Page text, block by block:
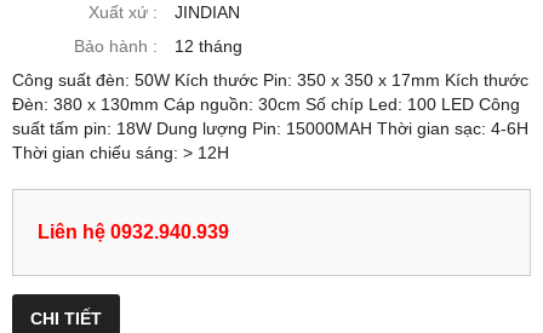
Xuất xứ :
JINDIAN
Bảo hành :
12 tháng
Công suất đèn: 50W Kích thước Pin: 350 x 350 x 17mm Kích thước
Đèn: 380 x 130mm Cáp nguồn: 30cm Số chíp Led: 100 LED Công
suất tấm pin: 18W Dung lượng Pin: 15000MAH Thời gian sạc: 4-6H
Thời gian chiếu sáng: > 12H
Liên hệ 0932.940.939
CHI TIẾT